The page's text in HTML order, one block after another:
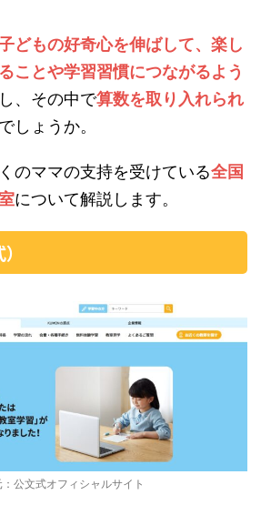
どもの好奇心を伸ばして、楽し
ことや学習習慣につながるよう
、その中で算数を取り入れられ
しょうか。
のママの支持を受けている全国
について解説します。
：公文式オフィシャルサイト